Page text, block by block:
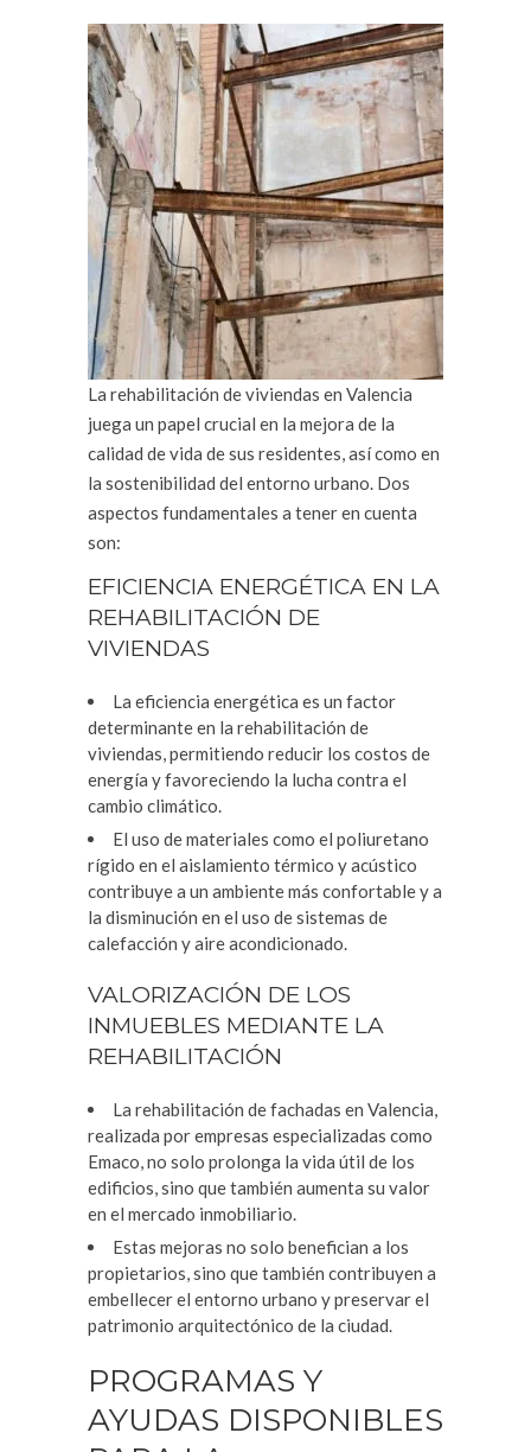
La rehabilitación de viviendas en Valencia
juega un papel crucial en la mejora de la
calidad de vida de sus residentes, así como en
la sostenibilidad del entorno urbano. Dos
aspectos fundamentales a tener en cuenta
son:
EFICIENCIA ENERGÉTICA EN LA
REHABILITACIÓN DE
VIVIENDAS
La eficiencia energética es un factor
determinante en la rehabilitación de
viviendas, permitiendo reducir los costos de
energía y favoreciendo la lucha contra el
cambio climático.
El uso de materiales como el poliuretano
rígido en el aislamiento térmico y acústico
contribuye a un ambiente más confortable y a
la disminución en el uso de sistemas de
calefacción y aire acondicionado.
VALORIZACIÓN DE LOS
INMUEBLES MEDIANTE LA
REHABILITACIÓN
La rehabilitación de fachadas en Valencia,
realizada por empresas especializadas como
Emaco, no solo prolonga la vida útil de los
edificios, sino que también aumenta su valor
en el mercado inmobiliario.
Estas mejoras no solo benefician a los
propietarios, sino que también contribuyen a
embellecer el entorno urbano y preservar el
patrimonio arquitectónico de la ciudad.
PROGRAMAS Y
AYUDAS DISPONIBLES